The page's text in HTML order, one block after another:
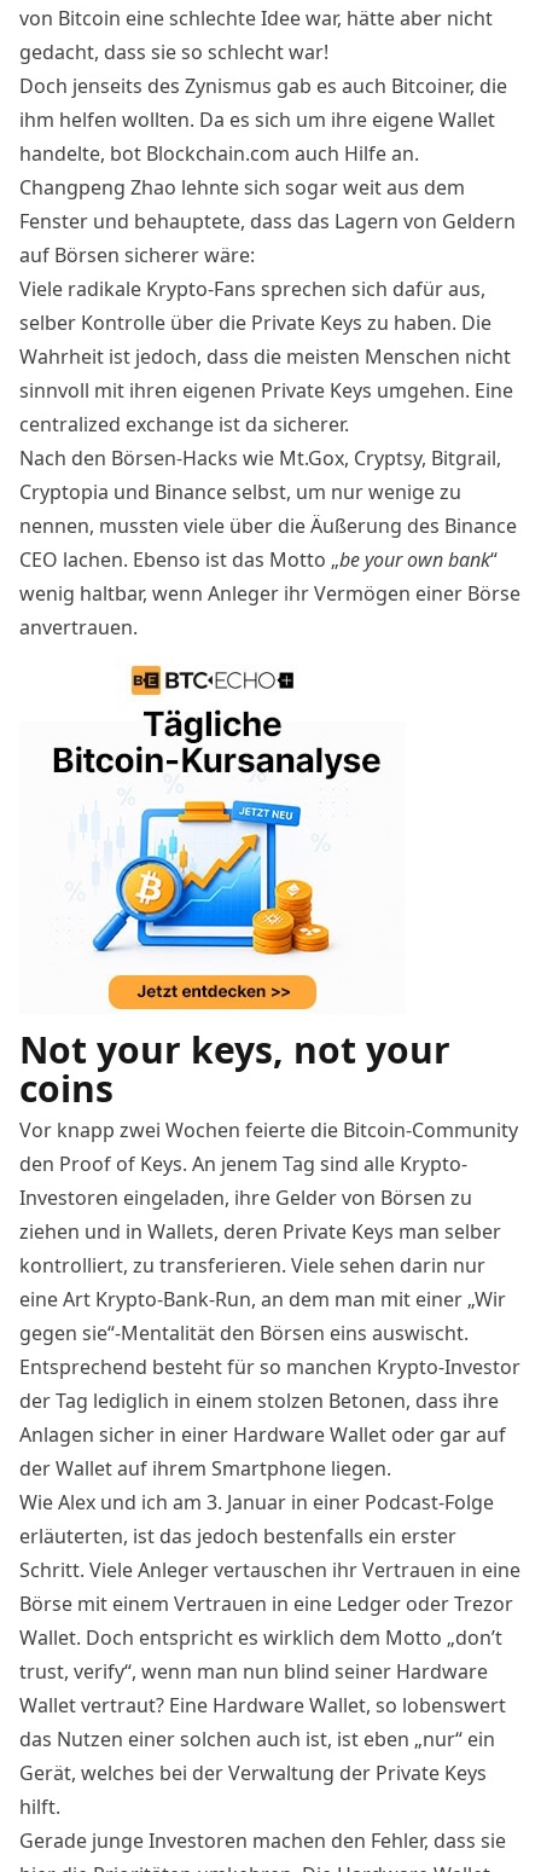
von Bitcoin eine schlechte Idee war, hätte aber nicht
gedacht, dass sie so schlecht war!
Doch jenseits des Zynismus gab es auch Bitcoiner, die
ihm helfen wollten. Da es sich um ihre eigene Wallet
handelte, bot Blockchain.com auch Hilfe an.
Changpeng Zhao lehnte sich sogar weit aus dem
Fenster und behauptete, dass das Lagern von Geldern
auf Börsen sicherer wäre:
Viele radikale Krypto-Fans sprechen sich dafür aus,
selber Kontrolle über die Private Keys zu haben. Die
Wahrheit ist jedoch, dass die meisten Menschen nicht
sinnvoll mit ihren eigenen Private Keys umgehen. Eine
centralized exchange ist da sicherer.
Nach den Börsen-Hacks wie Mt.Gox, Cryptsy, Bitgrail,
Cryptopia und Binanceselbst, um nur wenige zu
nennen, mussten viele über die Äußerung des Binance
CEO lachen. Ebenso ist das Motto „be your own bank“
wenig haltbar, wenn Anleger ihr Vermögen einer Börse
anvertrauen.
Not your keys, not your
coins
Vor knapp zwei Wochen feierte die Bitcoin-Community
den Proof of Keys. An jenem Tag sind alle Krypto-
Investoren eingeladen, ihre Gelder von Börsen zu
ziehen und in Wallets, deren Private Keys man selber
kontrolliert, zu transferieren. Viele sehen darin nur
eine Art Krypto-Bank-Run, an dem man mit einer „Wir
gegen sie“-Mentalität den Börsen eins auswischt.
Entsprechend besteht für so manchen Krypto-Investor
der Tag lediglich in einem stolzen Betonen, dass ihre
Anlagen sicher in einer Hardware Wallet oder gar auf
der Wallet auf ihrem Smartphone liegen.
Wie Alex und ich am 3. Januar in einer Podcast-Folge
erläuterten, ist das jedoch bestenfalls ein erster
Schritt. Viele Anleger vertauschen ihr Vertrauen in eine
Börse mit einem Vertrauen in eine Ledger oder Trezor
Wallet. Doch entspricht es wirklich dem Motto „don’t
trust, verify“, wenn man nun blind seiner Hardware
Wallet vertraut? Eine Hardware Wallet, so lobenswert
das Nutzen einer solchen auch ist, ist eben „nur“ ein
Gerät, welches bei der Verwaltung der Private Keys
hilft.
Gerade junge Investoren machen den Fehler, dass sie